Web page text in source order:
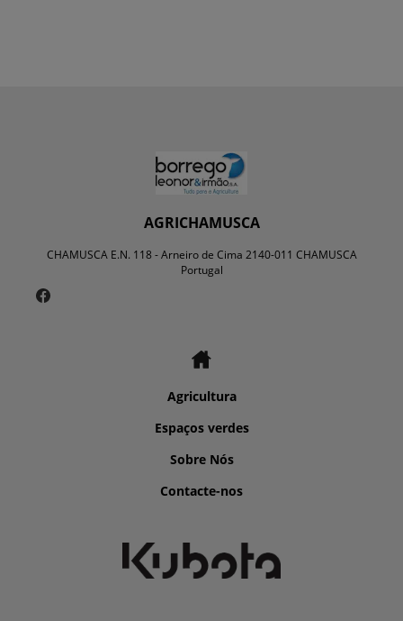
AGRICHAMUSCA
CHAMUSCA E.N. 118 - Arneiro de Cima 2140-011 CHAMUSCA
Portugal
Agricultura
Espaços verdes
Sobre Nós
Contacte-nos